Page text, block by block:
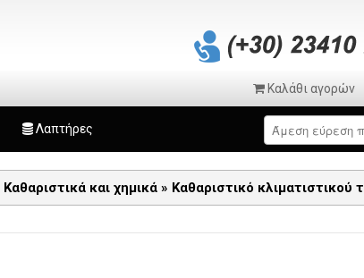
Καλάθι αγορών
Λαπτήρες
Καθαριστικά και χημικά » Καθαριστικό κλιματιστικού